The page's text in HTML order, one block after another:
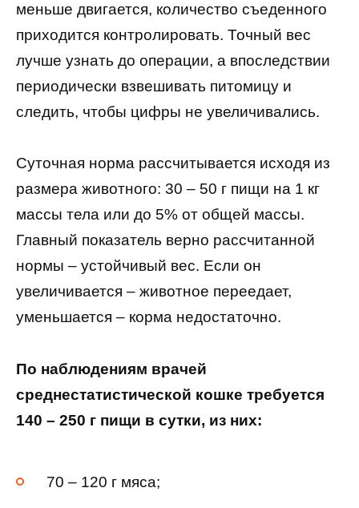
меньше двигается, количество съеденного
приходится контролировать. Точный вес
лучше узнать до операции, а впоследствии
периодически взвешивать питомицу и
следить, чтобы цифры не увеличивались.
Суточная норма рассчитывается исходя из
размера животного: 30 – 50 г пищи на 1 кг
массы тела или до 5% от общей массы.
Главный показатель верно рассчитанной
нормы – устойчивый вес. Если он
увеличивается – животное переедает,
уменьшается – корма недостаточно.
По наблюдениям врачей
среднестатистической кошке требуется
140 – 250 г пищи в сутки, из них:
70 – 120 г мяса;